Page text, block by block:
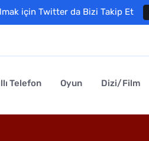
için Twitter da Bizi Takip Et
Telefon Oyun Dizi/Film